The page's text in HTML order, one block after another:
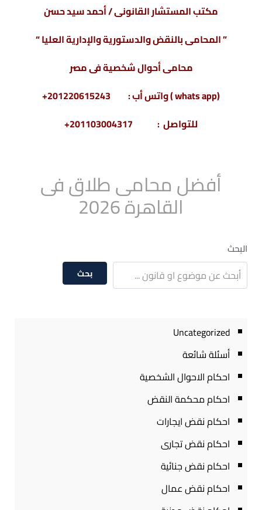
مكتب المستشار القانونى / أحمد سيد حسن
” المحامى بالنقض والدستورية والإدارية العليا “
محامى أحوال شخصية فى مصر
(whats app ) واتس أب : 201220615243+
للتواصل : 201103004317+
أفضل محامى طلاق فى
القاهرة 2026
البحث
بحث
Uncategorized
أسئلة شائعة
احكام الاحوال الشخصية
احكام محكمة النقض
احكام نقض ايجارات
احكام نقض تجارى
احكام نقض جنائية
احكام نقض عمال